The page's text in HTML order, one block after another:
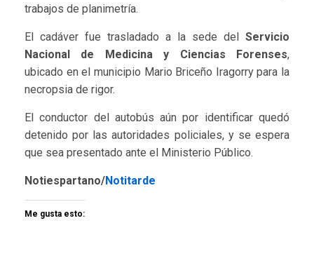
trabajos de planimetría.
El cadáver fue trasladado a la sede del Servicio
Nacional de Medicina y Ciencias Forenses,
ubicado en el municipio Mario Briceño Iragorry para la
necropsia de rigor.
El conductor del autobús aún por identificar quedó
detenido por las autoridades policiales, y se espera
que sea presentado ante el Ministerio Público.
Notiespartano/Notitarde
Me gusta esto: